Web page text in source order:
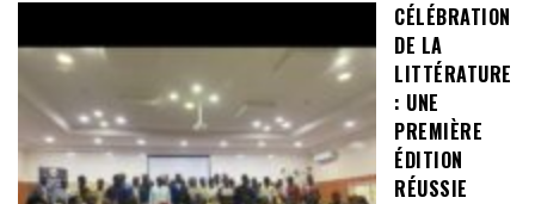
CÉLÉBRATION
DE LA
LITTÉRATURE
: UNE
PREMIÈRE
ÉDITION
RÉUSSIE